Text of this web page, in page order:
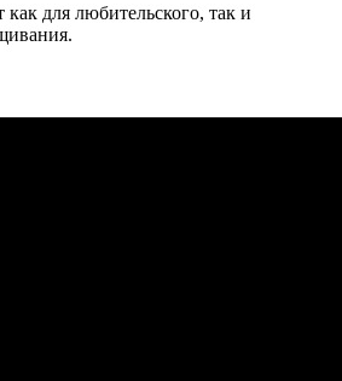
для любительского, так и